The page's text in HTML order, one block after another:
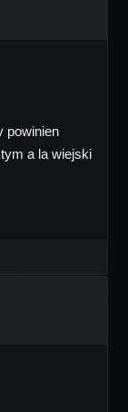
powinien
a la wiejski